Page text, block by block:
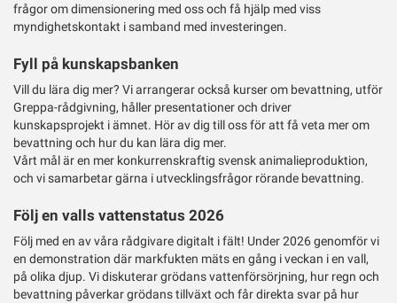
frågor om dimensionering med oss och få hjälp med viss
myndighetskontakt i samband med investeringen.
Fyll på kunskapsbanken
Vill du lära dig mer? Vi arrangerar också kurser om bevattning, utför
Greppa-rådgivning, håller presentationer och driver
kunskapsprojekt i ämnet. Hör av dig till oss för att få veta mer om
bevattning och hur du kan lära dig mer.
Vårt mål är en mer konkurrenskraftig svensk animalieproduktion,
och vi samarbetar gärna i utvecklingsfrågor rörande bevattning.
Följ en valls vattenstatus 2026
Följ med en av våra rådgivare digitalt i fält! Under 2026 genomför vi
en demonstration där markfukten mäts en gång i veckan i en vall,
på olika djup. Vi diskuterar grödans vattenförsörjning, hur regn och
bevattning påverkar grödans tillväxt och får direkta svar på hur